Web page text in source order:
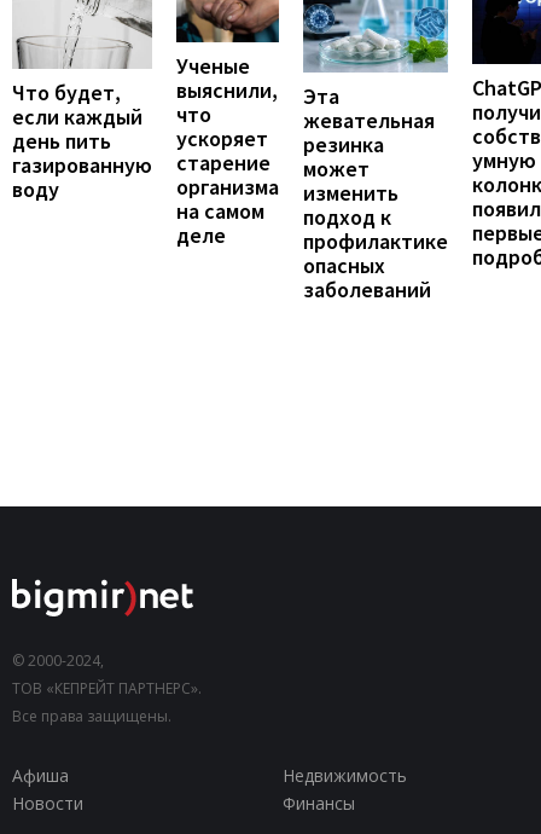
Что будет,
если каждый
день пить
газированную
воду
Ученые
выяснили,
что
ускоряет
старение
организма
на самом
деле
Эта
жевательная
резинка
может
изменить
подход к
профилактике
опасных
заболеваний
умную
© 2000-2024,
ТОВ «КЕПРЕЙТ ПАРТНЕРС».
Все права защищены.
Афиша
Недвижимость
Новости
Финансы